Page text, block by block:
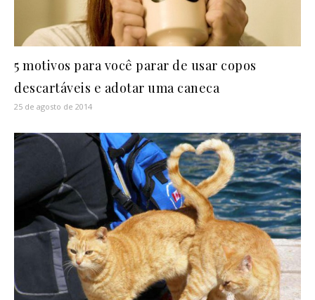
5 motivos para você parar de usar copos
descartáveis e adotar uma caneca
25 de agosto de 2014